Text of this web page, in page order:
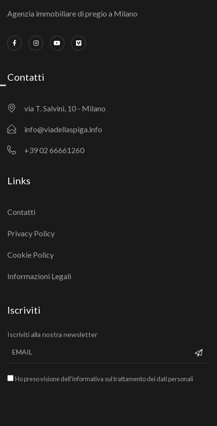
Agenzia immobiliare di pregio a Milano
Contatti
via T. Salvini, 10 - Milano
info@viadellaspiga.info
+39 02 66661260
Links
Contatti
Privacy Policy
Cookie Policy
Informazioni Legali
Iscriviti
Iscriviti alla nostra newsletter
Ho preso visione dell’informativa sul trattamento dei dati personali